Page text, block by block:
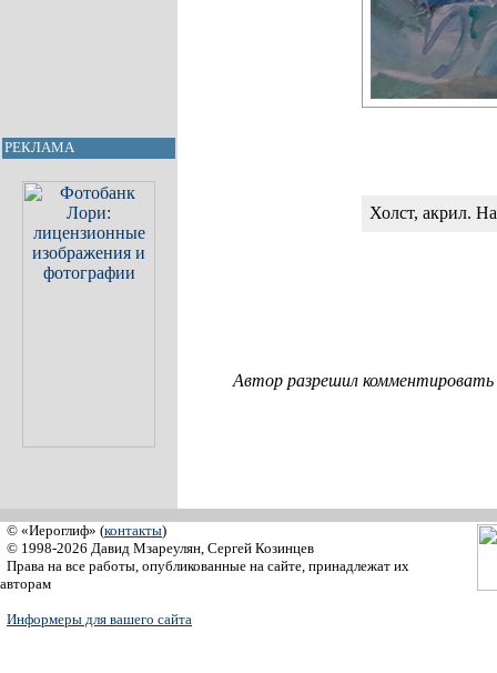
РЕКЛАМА
Холст, акрил.
Автор разрешил
© «Иероглиф» (контакты)
© 1998-2026 Давид Мзареулян, Сергей Козинцев
Права на все работы, опубликованные на сайте, принадлежат их
авторам
Информеры для вашего сайта